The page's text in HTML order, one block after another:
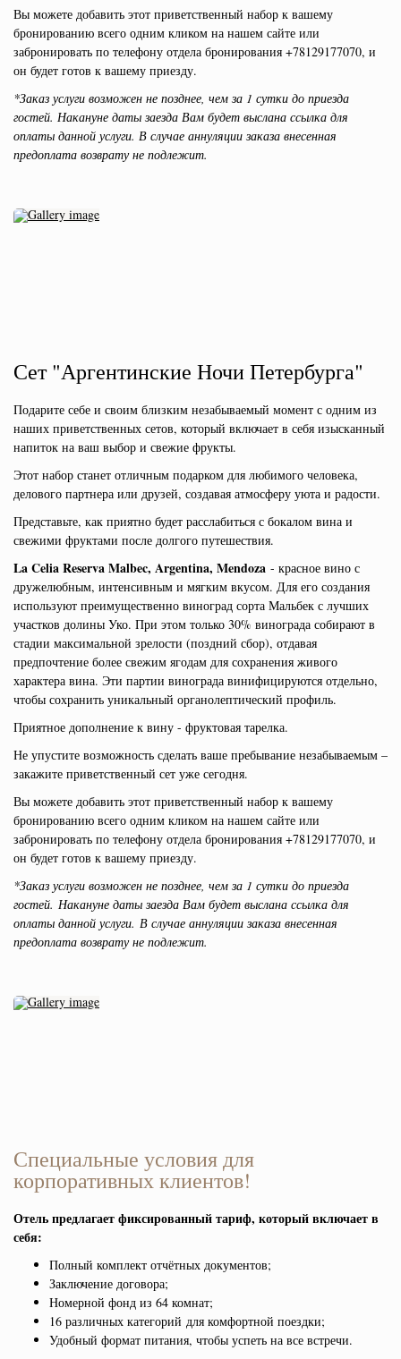
Вы можете добавить этот приветственный набор к вашему
бронированию всего одним кликом на нашем сайте или
забронировать по телефону отдела бронирования +78129177070, и
он будет готов к вашему приезду.
*Заказ услуги возможен не позднее, чем за 1 сутки до приезда
гостей. Накануне даты заезда Вам будет выслана ссылка для
оплаты данной услуги. В случае аннуляции заказа внесенная
предоплата возврату не подлежит.
Сет "Аргентинские Ночи Петербурга"
Подарите себе и своим близким незабываемый момент с одним из
наших приветственных сетов, который включает в себя изысканный
напиток на ваш выбор и свежие фрукты.
Этот набор станет отличным подарком для любимого человека,
делового партнера или друзей, создавая атмосферу уюта и радости.
Представьте, как приятно будет расслабиться с бокалом вина и
свежими фруктами после долгого путешествия.
La Celia Reserva Malbec, Argentina, Mendoza - красное вино с
дружелюбным, интенсивным и мягким вкусом. Для его создания
используют преимущественно виноград сорта Мальбек с лучших
участков долины Уко. При этом только 30% винограда собирают в
стадии максимальной зрелости (поздний сбор), отдавая
предпочтение более свежим ягодам для сохранения живого
характера вина. Эти партии винограда винифицируются отдельно,
чтобы сохранить уникальный органолептический профиль.
Приятное дополнение к вину - фруктовая тарелка.
Не упустите возможность сделать ваше пребывание незабываемым –
закажите приветственный сет уже сегодня.
Вы можете добавить этот приветственный набор к вашему
бронированию всего одним кликом на нашем сайте или
забронировать по телефону отдела бронирования +78129177070, и
он будет готов к вашему приезду.
*Заказ услуги возможен не позднее, чем за 1 сутки до приезда
гостей. Накануне даты заезда Вам будет выслана ссылка для
оплаты данной услуги. В случае аннуляции заказа внесенная
предоплата возврату не подлежит.
Специальные условия для
корпоративных клиентов!
Отель предлагает фиксированный тариф, который включает в
себя:
Полный комплект отчётных документов;
Заключение договора;
Номерной фонд из 64 комнат;
16 различных категорий для комфортной поездки;
Удобный формат питания, чтобы успеть на все встречи.